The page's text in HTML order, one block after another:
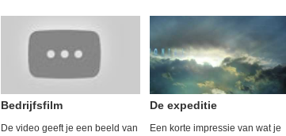
Bedrijfsfilm
De video geeft je een beeld van
De expeditie
Een korte impressie van wat je